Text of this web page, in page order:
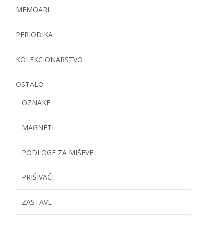
MEMOARI
PERIODIKA
KOLEKCIONARSTVO
OSTALO
OZNAKE
MAGNETI
PODLOGE ZA MIŠEVE
PRIŠIVAČI
ZASTAVE